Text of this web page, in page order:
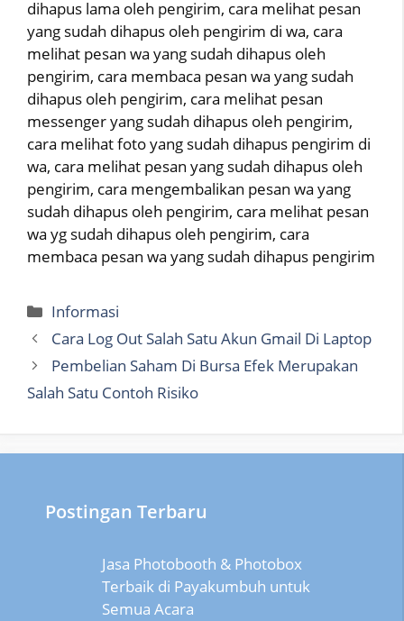
dihapus lama oleh pengirim, cara melihat pesan
yang sudah dihapus oleh pengirim di wa, cara
melihat pesan wa yang sudah dihapus oleh
pengirim, cara membaca pesan wa yang sudah
dihapus oleh pengirim, cara melihat pesan
messenger yang sudah dihapus oleh pengirim,
cara melihat foto yang sudah dihapus pengirim di
wa, cara melihat pesan yang sudah dihapus oleh
pengirim, cara mengembalikan pesan wa yang
sudah dihapus oleh pengirim, cara melihat pesan
wa yg sudah dihapus oleh pengirim, cara
membaca pesan wa yang sudah dihapus pengirim
Categories
Informasi
Cara Log Out Salah Satu Akun Gmail Di Laptop
Pembelian Saham Di Bursa Efek Merupakan
Salah Satu Contoh Risiko
Postingan Terbaru
Jasa Photobooth & Photobox
Terbaik di Payakumbuh untuk
Semua Acara